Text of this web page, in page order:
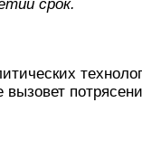
срок.